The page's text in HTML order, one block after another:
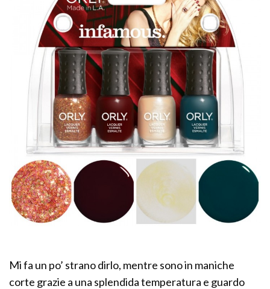
Mi fa un po’ strano dirlo, mentre sono in maniche
corte grazie a una splendida temperatura e guardo